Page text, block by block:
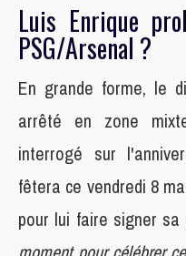
Luis Enrique
PSG/Arsenal ?
En grande forme, le
arrêté en zone
interrogé sur
fêtera ce vendredi 8
pour lui faire signer sa